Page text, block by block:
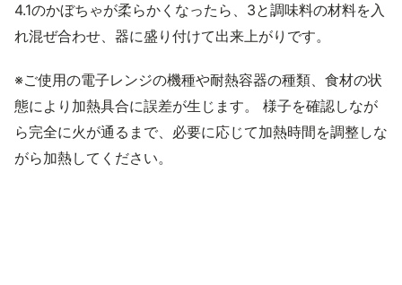
4.1のかぼちゃが柔らかくなったら、3と調味料の材料を入
れ混ぜ合わせ、器に盛り付けて出来上がりです。
※ご使用の電子レンジの機種や耐熱容器の種類、食材の状
態により加熱具合に誤差が生じます。 様子を確認しなが
ら完全に火が通るまで、必要に応じて加熱時間を調整しな
がら加熱してください。